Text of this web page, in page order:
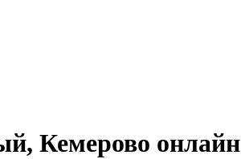
Кемерово онлайн